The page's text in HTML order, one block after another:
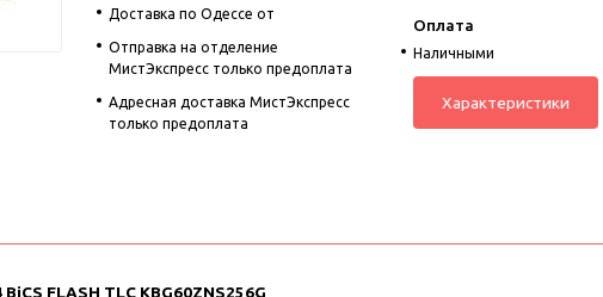
Доставка по Одессе от
Отправка на отделение
МистЭкспресс только предоплата
Адресная доставка МистЭкспресс
только предоплата
Оплата
Наличными
Характеристики
FLASH TLC KBG60ZNS256G